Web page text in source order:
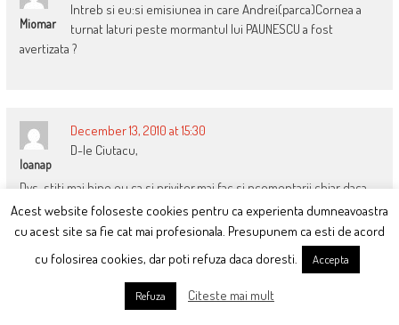
Miomar
Intreb si eu:si emisiunea in care Andrei(parca)Cornea a
turnat laturi peste mormantul lui PAUNESCU a fost
avertizata ?
Ioanap
December 13, 2010 at 15:30
D-le Ciutacu,
Dvs. stiti mai bine,eu ca si privitor,mai fac si ncomentarii,chiar daca
nu cunosc amanuntele.
Va doresc,cu acelasi respect numai bine si aceeiasi verticalitate,
Ioanap
Acest website foloseste cookies pentru ca experienta dumneavoastra
cu acest site sa fie cat mai profesionala. Presupunem ca esti de acord
cu folosirea cookies, dar poti refuza daca doresti.
Accepta
Refuza Citeste mai mult